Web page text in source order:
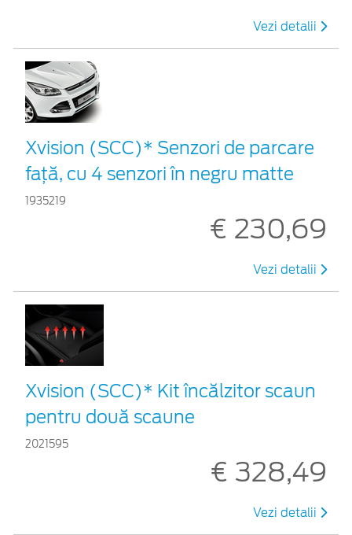
Vezi detalii
Xvision (SCC)* Senzori de parcare
faţă, cu 4 senzori în negru matte
1935219
€ 230,69
Vezi detalii
Xvision (SCC)* Kit încălzitor scaun
pentru două scaune
2021595
€ 328,49
Vezi detalii